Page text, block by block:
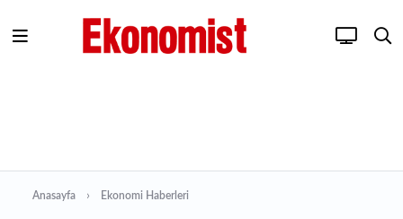
Anasayfa Ekonomi Haberleri